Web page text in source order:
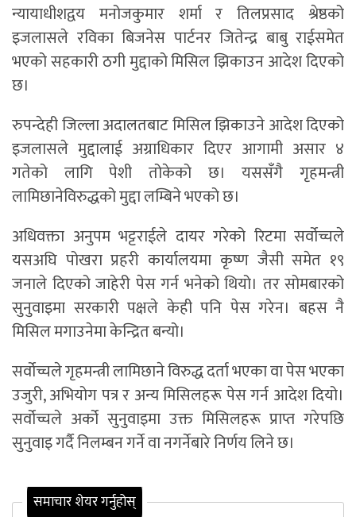
न्यायाधीशद्वय मनोजकुमार शर्मा र तिलप्रसाद श्रेष्ठको
इजलासले रविका बिजनेस पार्टनर जितेन्द्र बाबु राईसमेत
भएको सहकारी ठगी मुद्दाको मिसिल झिकाउन आदेश दिएको
छ।
रुपन्देही जिल्ला अदालतबाट मिसिल झिकाउने आदेश दिएको
इजलासले मुद्दालाई अग्राधिकार दिएर आगामी असार ४
गतेको लागि पेशी तोकेको छ। यससँगै गृहमन्त्री
लामिछानेविरुद्धको मुद्दा लम्बिने भएको छ।
अधिवक्ता अनुपम भट्टराईले दायर गरेको रिटमा सर्वोच्चले
यसअघि पोखरा प्रहरी कार्यालयमा कृष्ण जैसी समेत १९
जनाले दिएको जाहेरी पेस गर्न भनेको थियो। तर सोमबारको
सुनुवाइमा सरकारी पक्षले केही पनि पेस गरेन। बहस नै
मिसिल मगाउनेमा केन्द्रित बन्यो।
सर्वोच्चले गृहमन्त्री लामिछाने विरुद्ध दर्ता भएका वा पेस भएका
उजुरी, अभियोग पत्र र अन्य मिसिलहरू पेस गर्न आदेश दियो।
सर्वोच्चले अर्को सुनुवाइमा उक्त मिसिलहरू प्राप्त गरेपछि
सुनुवाइ गर्दै निलम्बन गर्ने वा नगर्नेबारे निर्णय लिने छ।
समाचार शेयर गर्नुहोस्